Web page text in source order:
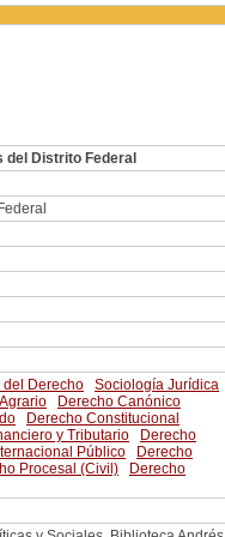
del Distrito Federal
del Derecho
Sociología Jurídica
Derecho Canónico
Derecho Constitucional
y Tributario
Derecho
Público
Derecho
Procesal (Civil)
Derecho